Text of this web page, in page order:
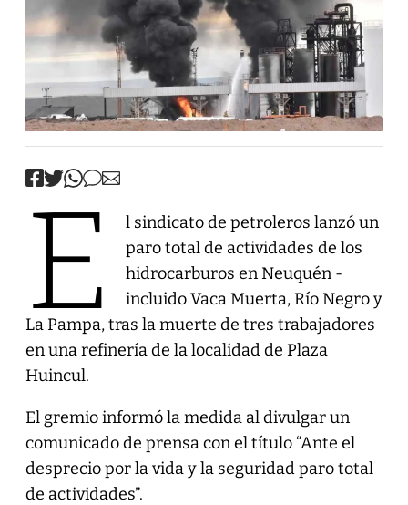
E
l sindicato de petroleros lanzó un
paro total de actividades de los
hidrocarburos en Neuquén -
incluido Vaca Muerta, Río Negro y
La Pampa, tras la muerte de tres trabajadores
en una refinería de la localidad de Plaza
Huincul.
El gremio informó la medida al divulgar un
comunicado de prensa con el título “Ante el
desprecio por la vida y la seguridad paro total
de actividades”.